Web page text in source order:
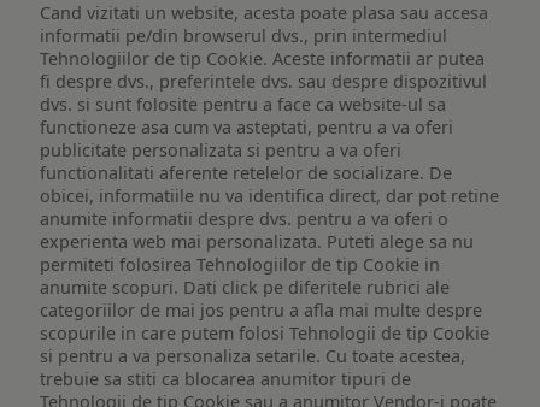
Cand vizitati un website, acesta poate plasa sau accesa
informatii pe/din browserul dvs., prin intermediul
Tehnologiilor de tip Cookie. Aceste informatii ar putea
fi despre dvs., preferintele dvs. sau despre dispozitivul
dvs. si sunt folosite pentru a face ca website-ul sa
functioneze asa cum va asteptati, pentru a va oferi
publicitate personalizata si pentru a va oferi
functionalitati aferente retelelor de socializare. De
obicei, informatiile nu va identifica direct, dar pot retine
anumite informatii despre dvs. pentru a va oferi o
experienta web mai personalizata. Puteti alege sa nu
permiteti folosirea Tehnologiilor de tip Cookie in
anumite scopuri. Dati click pe diferitele rubrici ale
categoriilor de mai jos pentru a afla mai multe despre
scopurile in care putem folosi Tehnologii de tip Cookie
si pentru a va personaliza setarile. Cu toate acestea,
trebuie sa stiti ca blocarea anumitor tipuri de
Tehnologii de tip Cookie sau a anumitor Vendor-i poate